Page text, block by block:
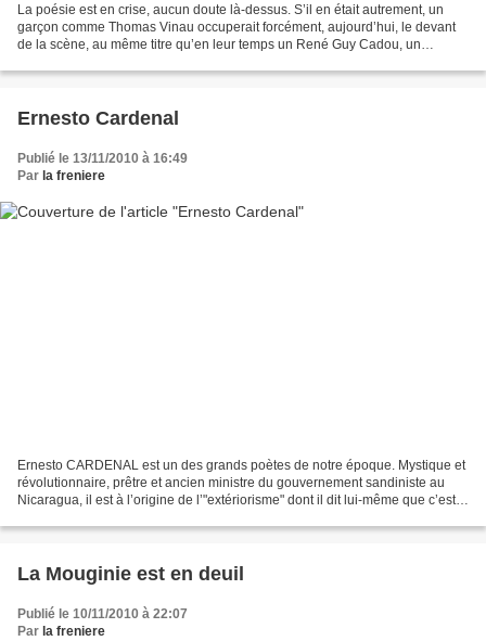
La poésie est en crise, aucun doute là-dessus. S’il en était autrement, un
garçon comme Thomas Vinau occuperait forcément, aujourd’hui, le devant
de la scène, au même titre qu’en leur temps un René Guy Cadou, un
Ernesto Cardenal
Publié le 13/11/2010 à 16:49
Par la freniere
Ernesto CARDENAL est un des grands poètes de notre époque. Mystique et
révolutionnaire, prêtre et ancien ministre du gouvernement sandiniste au
Nicaragua, il est à l’origine de l’"extériorisme" dont il dit lui-même que c’est «
La Mouginie est en deuil
Publié le 10/11/2010 à 22:07
Par la freniere